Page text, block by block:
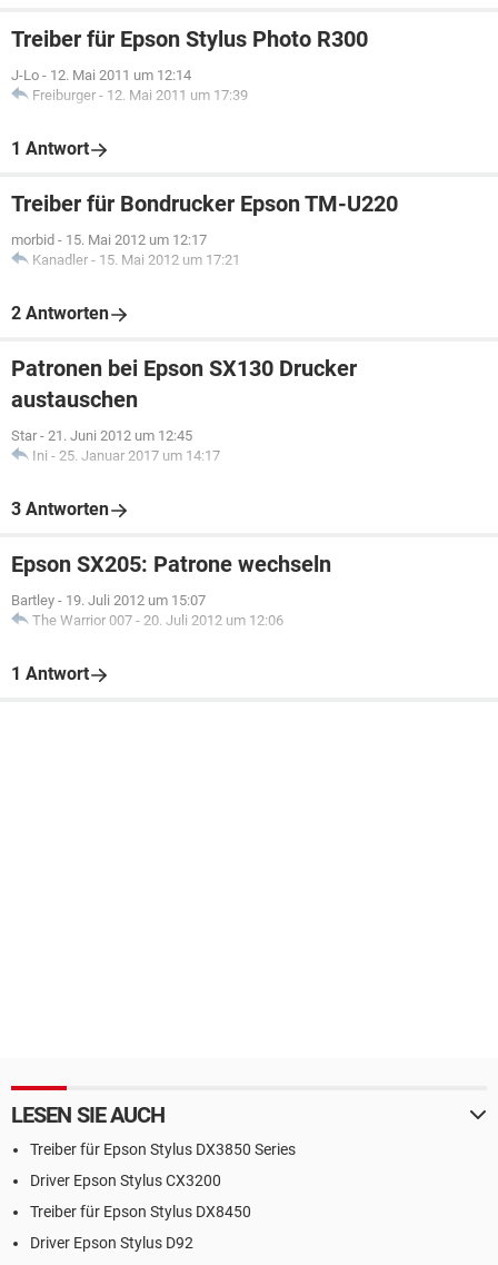
Treiber für Epson Stylus Photo R300
J-Lo - 12. Mai 2011 um 12:14
Freiburger - 12. Mai 2011 um 17:39
1 Antwort
Treiber für Bondrucker Epson TM-U220
morbid - 15. Mai 2012 um 12:17
Kanadler - 15. Mai 2012 um 17:21
2 Antworten
Patronen bei Epson SX130 Drucker
austauschen
Star - 21. Juni 2012 um 12:45
Ini - 25. Januar 2017 um 14:17
3 Antworten
Epson SX205: Patrone wechseln
Bartley - 19. Juli 2012 um 15:07
The Warrior 007 - 20. Juli 2012 um 12:06
1 Antwort
LESEN SIE AUCH
Treiber für Epson Stylus DX3850 Series
Driver Epson Stylus CX3200
Treiber für Epson Stylus DX8450
Driver Epson Stylus D92